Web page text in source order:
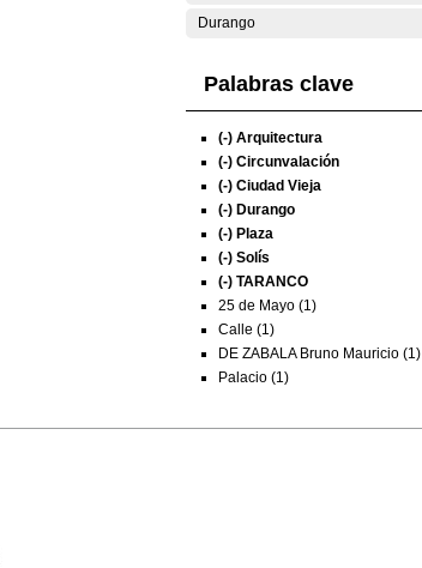
Durango
Palabras clave
(-) Arquitectura
(-) Circunvalación
(-) Ciudad Vieja
(-) Durango
(-) Plaza
(-) Solís
(-) TARANCO
25 de Mayo (1)
Calle (1)
DE ZABALA Bruno Mauricio (1)
Palacio (1)